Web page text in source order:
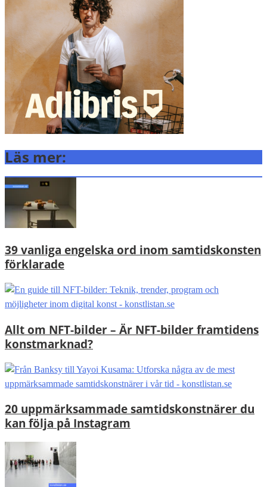
Läs mer:
39 vanliga engelska ord inom samtidskonsten
förklarade
Allt om NFT-bilder – Är NFT-bilder framtidens
konstmarknad?
20 uppmärksammade samtidskonstnärer du
kan följa på Instagram